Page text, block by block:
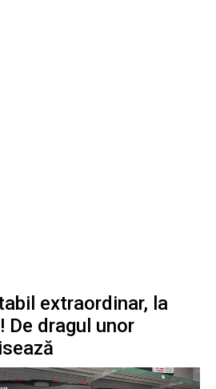
extraordinar, la
De dragul unor